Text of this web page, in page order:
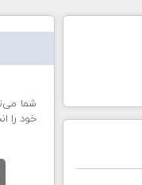
شما
خود را